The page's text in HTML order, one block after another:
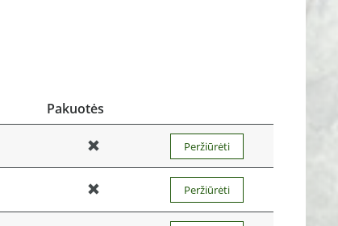
Pakuotės
Peržiūrėti
Peržiūrėti